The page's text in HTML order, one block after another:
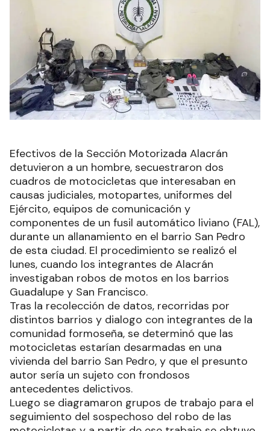
Efectivos de la Sección Motorizada Alacrán
detuvieron a un hombre, secuestraron dos
cuadros de motocicletas que interesaban en
causas judiciales, motopartes, uniformes del
Ejército, equipos de comunicación y
componentes de un fusil automático liviano (FAL),
durante un allanamiento en el barrio San Pedro
de esta ciudad. El procedimiento se realizó el
lunes, cuando los integrantes de Alacrán
investigaban robos de motos en los barrios
Guadalupe y San Francisco.
Tras la recolección de datos, recorridas por
distintos barrios y dialogo con integrantes de la
comunidad formoseña, se determinó que las
motocicletas estarían desarmadas en una
vivienda del barrio San Pedro, y que el presunto
autor sería un sujeto con frondosos
antecedentes delictivos.
Luego se diagramaron grupos de trabajo para el
seguimiento del sospechoso del robo de las